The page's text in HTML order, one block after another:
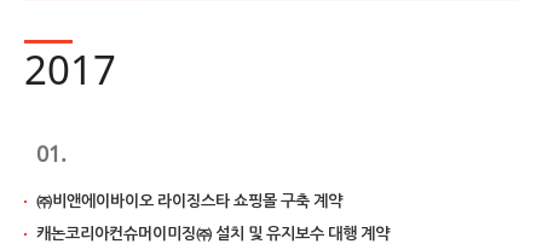
2017
01.
㈜비앤에이바이오 라이징스타 쇼핑몰 구축 계약
캐논코리아컨슈머이미징㈜ 설치 및 유지보수 대행 계약